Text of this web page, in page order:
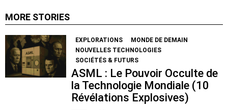
MORE STORIES
EXPLORATIONS
MONDE DE DEMAIN
NOUVELLES TECHNOLOGIES
SOCIÉTÉS & FUTURS
ASML : Le Pouvoir Occulte de
la Technologie Mondiale (10
Révélations Explosives)